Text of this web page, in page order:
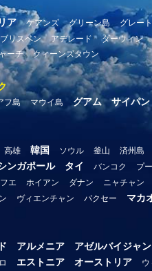
ア
ケアンズ グリーン島 グレー
ブリスベン アデレード ダーウィン
ーチ
クィーンズタウン
フ島 マウイ島 グアム サイパン
高雄 韓国 ソウル 釜山 済州島
ンガポール タイ バンコク プ
フエ ホイアン ダナン ニャチャン
ヴィエンチャン パクセー マカ
アルメニア アゼルバイジャン
エストニア オーストリア ウ